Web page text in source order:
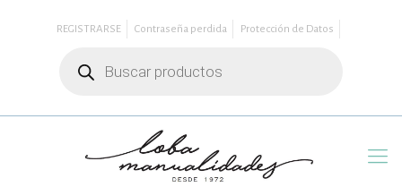
REGISTRARSE Contraseña perdida
Protección de Datos
productos